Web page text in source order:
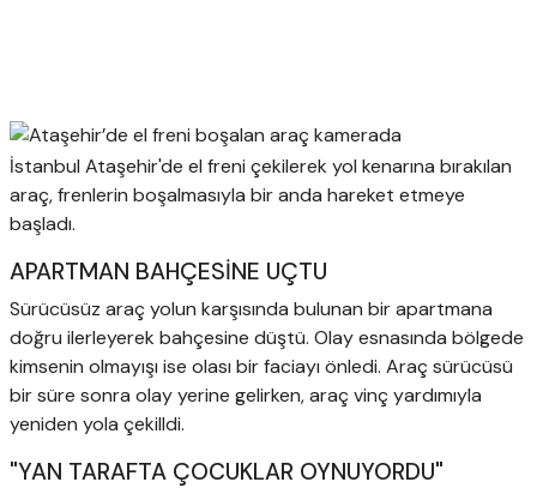
İstanbul Ataşehir'de el freni çekilerek yol kenarına bırakılan
araç, frenlerin boşalmasıyla bir anda hareket etmeye
başladı.
APARTMAN BAHÇESİNE UÇTU
Sürücüsüz araç yolun karşısında bulunan bir apartmana
doğru ilerleyerek bahçesine düştü. Olay esnasında bölgede
kimsenin olmayışı ise olası bir faciayı önledi. Araç sürücüsü
bir süre sonra olay yerine gelirken, araç vinç yardımıyla
yeniden yola çekilldi.
"YAN TARAFTA ÇOCUKLAR OYNUYORDU"